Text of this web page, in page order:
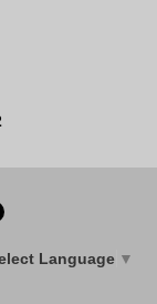
Language ▼